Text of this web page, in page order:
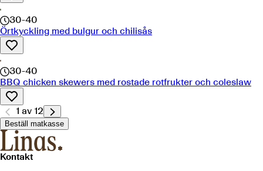
30-40
Örtkyckling med bulgur och chilisås
30-40
BBQ chicken skewers med rostade rotfrukter och coleslaw
1 av 12
Beställ matkasse
Kontakt